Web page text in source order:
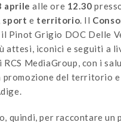
aprile alle ore 12.30
sport e territorio. Il
Pinot Grigio DOC Delle
attesi, iconici e seguiti a
MediaGroup, con i
del territorio e
quindi, per raccontare un